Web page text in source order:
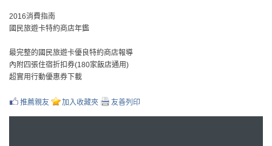
2016消費指南
國民旅遊卡特約商店年鑑
最完整的國民旅遊卡優良特約商店報導
內附四張住宿折扣券(180家飯店通用)
超實用行動優惠券下載
推薦親友 加入收藏夾 友善列印